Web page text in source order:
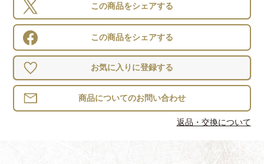
この商品をシェアする
この商品をシェアする
お気に入りに登録する
返品・交換について